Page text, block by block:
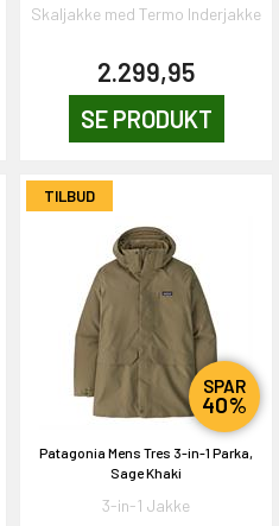
Skaljakke med Termo Inderjakke
2.299,95
SE PRODUKT
TILBUD
SPAR
40%
Patagonia Mens Tres 3-in-1 Parka,
Sage Khaki
3-in-1 Jakke